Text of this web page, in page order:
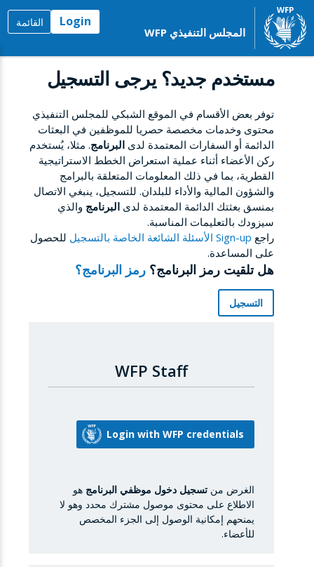
المجلس التنفيذي WFP
Login القائمة
مستخدم جديد؟ يرجى التسجيل
توفر بعض الأقسام في الموقع الشبكي للمجلس التنفيذي
محتوى وخدمات مخصصة حصريا للموظفين في البعثات
الدائمة أو السفارات المعتمدة لدى البرنامج. مثلا، يُستخدم
ركن الأعضاء أثناء عملية استعراض الخطط الاستراتيجية
القطرية، بما في ذلك المعلومات المتعلقة بالبرامج
والشؤون المالية والأداء للبلدان. للتسجيل، ينبغي الاتصال
بمنسق بعثتك الدائمة المعتمدة لدى البرنامج والذي
سيزودك بالتعليمات المناسبة.
راجع Sign-up الأسئلة الشائعة الخاصة بالتسجيل
للحصول
على المساعدة.
هل تلقيت رمز البرنامج؟ رمز البرنامج؟
التسجيل
WFP Staff
الغرض من تسجيل دخول موظفي البرنامج هو
الاطلاع على محتوى موصول مشترك محدد وهو لا
يمنحهم إمكانية الوصول إلى الجزء المخصص
للأعضاء.